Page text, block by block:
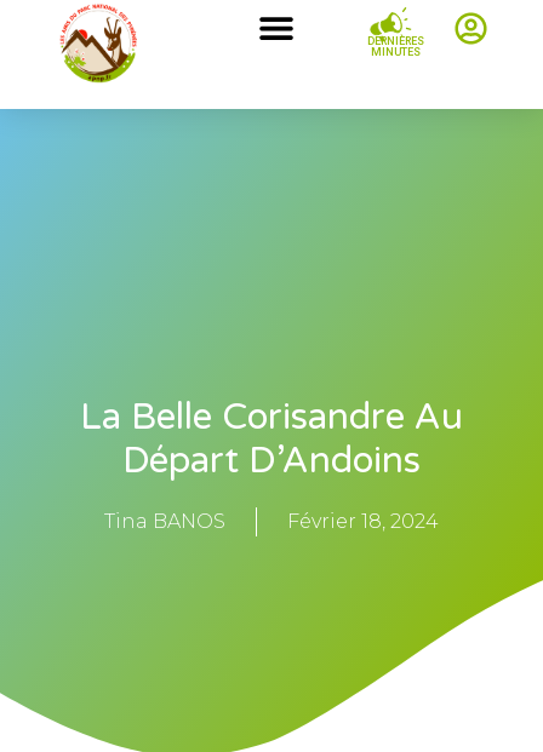
DERNIÈRES
MINUTES
La Belle Corisandre Au
Départ D’Andoins
Tina BANOS Février 18, 2024